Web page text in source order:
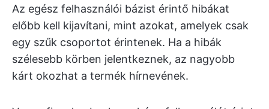
Az egész felhasználói bázist érintő hibákat
előbb kell kijavítani, mint azokat, amelyek csak
egy szűk csoportot érintenek. Ha a hibák
szélesebb körben jelentkeznek, az nagyobb
kárt okozhat a termék hírnevének.